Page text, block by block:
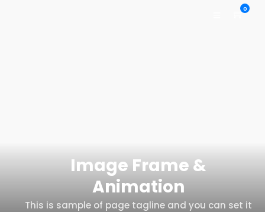
0
Image Frame &
Animation
This is sample of page tagline and you can set it